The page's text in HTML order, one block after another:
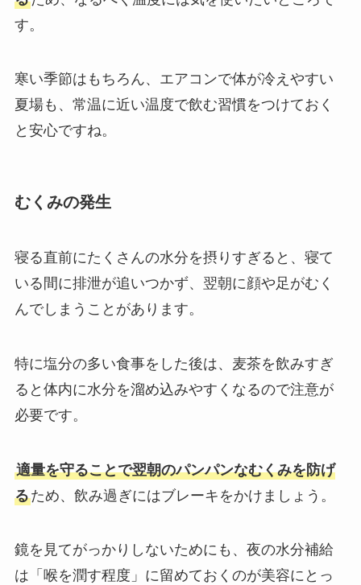
す。
寒い季節はもちろん、エアコンで体が冷えやすい
夏場も、常温に近い温度で飲む習慣をつけておく
と安心ですね。
むくみの発生
寝る直前にたくさんの水分を摂りすぎると、寝て
いる間に排泄が追いつかず、翌朝に顔や足がむく
んでしまうことがあります。
特に塩分の多い食事をした後は、麦茶を飲みすぎ
ると体内に水分を溜め込みやすくなるので注意が
必要です。
適量を守ることで翌朝のパンパンなむくみを防げ
るため、飲み過ぎにはブレーキをかけましょう。
鏡を見てがっかりしないためにも、夜の水分補給
は「喉を潤す程度」に留めておくのが美容にとっ